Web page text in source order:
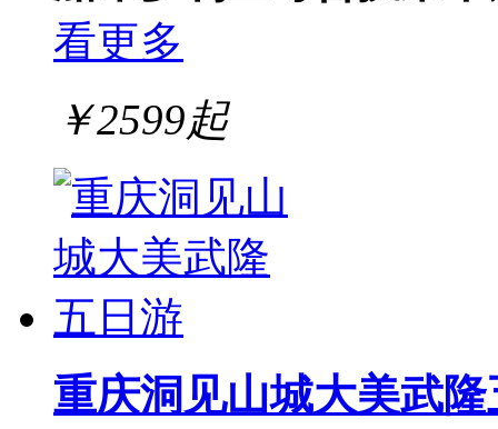
看更多
￥2599起
重庆洞见山城大美武